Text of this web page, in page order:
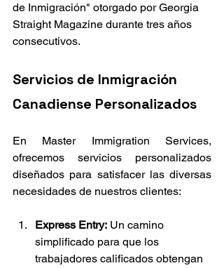
de Inmigración" otorgado por Georgia
Straight Magazine durante tres años
consecutivos.
Servicios de Inmigración
Canadiense Personalizados
En Master Immigration Services,
ofrecemos servicios personalizados
diseñados para satisfacer las diversas
necesidades de nuestros clientes:
Express Entry: Un camino
simplificado para que los
trabajadores calificados obtengan